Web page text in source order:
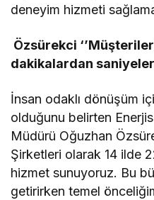
deneyim hizmeti
Özsürekci
dakikalardan
İnsan odaklı dönüşüm
olduğunu belirten
Müdürü Oğuzhan
Şirketleri olarak 14 ilde
hizmet sunuyoruz. Bu
getirirken temel